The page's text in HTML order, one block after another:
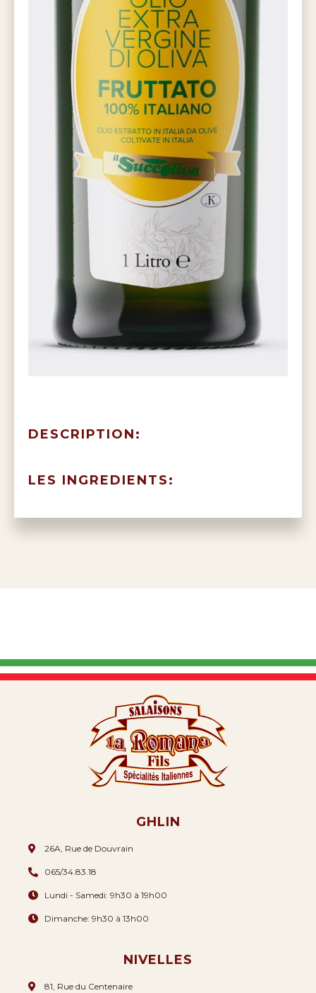
DESCRIPTION:
LES INGREDIENTS:
GHLIN
26A, Rue de Douvrain
065/34.83.18
Lundi - Samedi: 9h30 à 19h00
Dimanche: 9h30 à 13h00
NIVELLES
81, Rue du Centenaire